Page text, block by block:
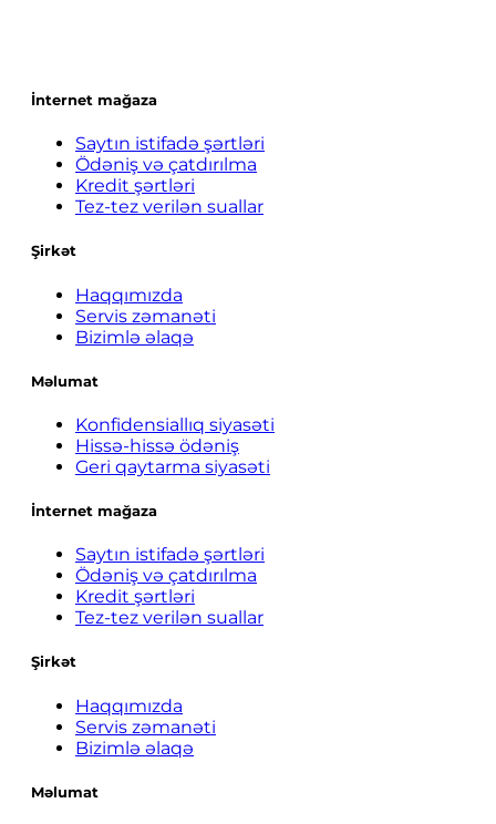
İnternet mağaza
Saytın istifadə şərtləri
Ödəniş və çatdırılma
Kredit şərtləri
Tez-tez verilən suallar
Şirkət
Haqqımızda
Servis zəmanəti
Bizimlə əlaqə
Məlumat
Konfidensiallıq siyasəti
Hissə-hissə ödəniş
Geri qaytarma siyasəti
İnternet mağaza
Saytın istifadə şərtləri
Ödəniş və çatdırılma
Kredit şərtləri
Tez-tez verilən suallar
Şirkət
Haqqımızda
Servis zəmanəti
Bizimlə əlaqə
Məlumat